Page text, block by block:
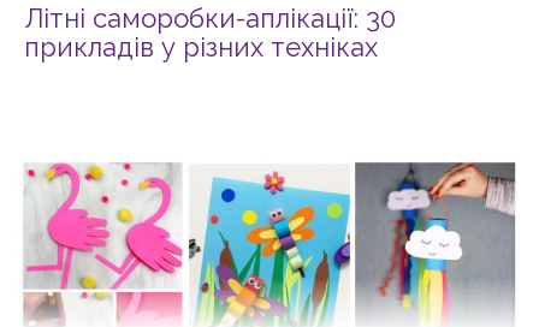
Літні саморобки-аплікації: 30
прикладів у різних техніках